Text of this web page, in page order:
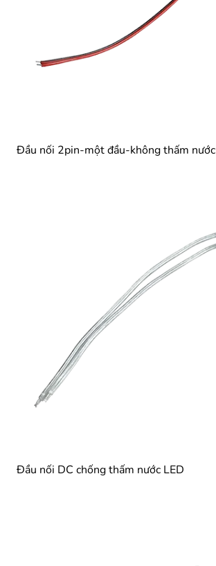
Đầu nối 2pin-một đầu-không thấm nước
Đầu nối DC chống thấm nước LED